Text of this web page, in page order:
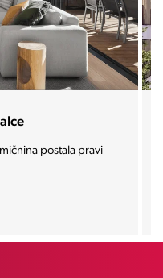
Za investitorje
Vašo investicijo ponesemo med